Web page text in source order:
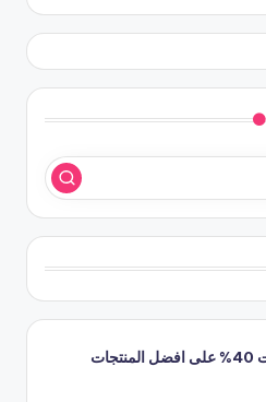
كود خصم متجر ماهر تخفيضات 40% على افضل المنتجات